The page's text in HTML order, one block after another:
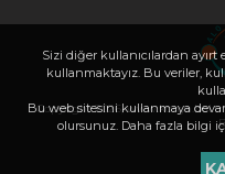
Copyright 2026, www.konya.bel.tr
Sizi diğer kullanıcılardan
kullanmaktayız. Bu veriler,
Bu web sitesini kullanmaya
olursunuz. Daha fazla bilgi